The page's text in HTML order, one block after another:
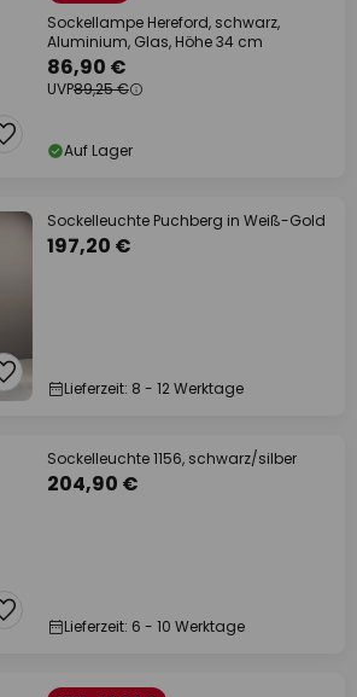
Sockellampe Hereford, schwarz,
Aluminium, Glas, Höhe 34 cm
86,90 €
UVP89,25 €
Auf Lager
Sockelleuchte Puchberg in Weiß-Gold
197,20 €
Lieferzeit: 8 - 12 Werktage
Sockelleuchte 1156, schwarz/silber
204,90 €
Lieferzeit: 6 - 10 Werktage